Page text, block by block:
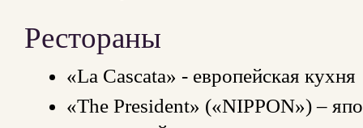
Рестораны
«La Cascata» - европейская кухня
«The President» («NIPPON») –